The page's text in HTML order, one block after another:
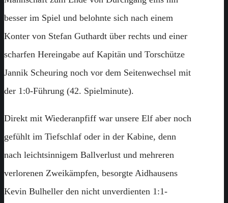
besser im Spiel und belohnte sich nach einem
Konter von Stefan Guthardt über rechts und einer
scharfen Hereingabe auf Kapitän und Torschütze
Jannik Scheuring noch vor dem Seitenwechsel mit
der 1:0-Führung (42. Spielminute).
Direkt mit Wiederanpfiff war unsere Elf aber noch
gefühlt im Tiefschlaf oder in der Kabine, denn
nach leichtsinnigem Ballverlust und mehreren
verlorenen Zweikämpfen, besorgte Aidhausens
Kevin Bulheller den nicht unverdienten 1:1-